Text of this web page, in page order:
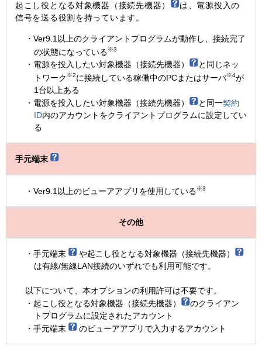
起こし役となる対象機器（接続先機器）
は、電源投入の
信号を送る役割を持っています。
Ver9.1以上のクライアントプログラムが動作し、接続完了
の状態になっている※3
電源を投入したい対象機器（接続先機器）
と同じネッ
トワーク ※2に接続している稼働中のPCまたはサーバ※4が
1台以上ある
電源を投入したい対象機器（接続先機器）
と同一契約
ID内のアカウントをクライアントプログラムに設定してい
る
手元端末
Ver9.1以上のビューアアプリを使用している※3
その他
手元端末
や起こし役となる対象機器（接続先機器）
は有線/無線LAN接続のいずれでも利用可能です。
以下について、本オプションの利用許可は不要です。
起こし役となる対象機器（接続先機器）
のクライアン
トプログラムに設定されたアカウント
手元端末
のビューアアプリで入力するアカウント